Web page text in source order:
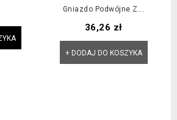
Gniazdo Podwójne Z...
Cena
36,26 zł
+ DODAJ DO KOSZYKA